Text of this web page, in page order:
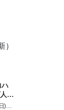
）
ハ
を
、